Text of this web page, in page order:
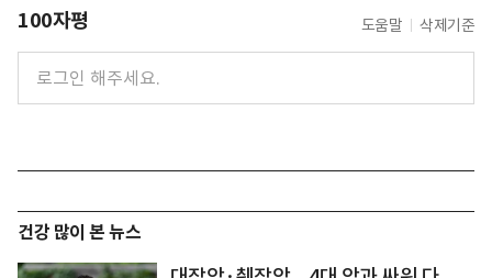
100자평 도움말 삭제기준
건강 많이 본 뉴스